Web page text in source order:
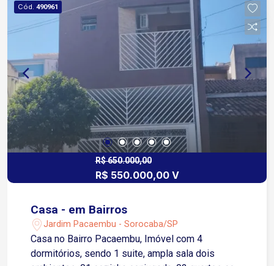
Cód. 490961
R$ 650.000,00
R$ 550.000,00 V
Casa - em Bairros
Jardim Pacaembu - Sorocaba/SP
Casa no Bairro Pacaembu, Imóvel com 4
dormitórios, sendo 1 suite, ampla sala dois